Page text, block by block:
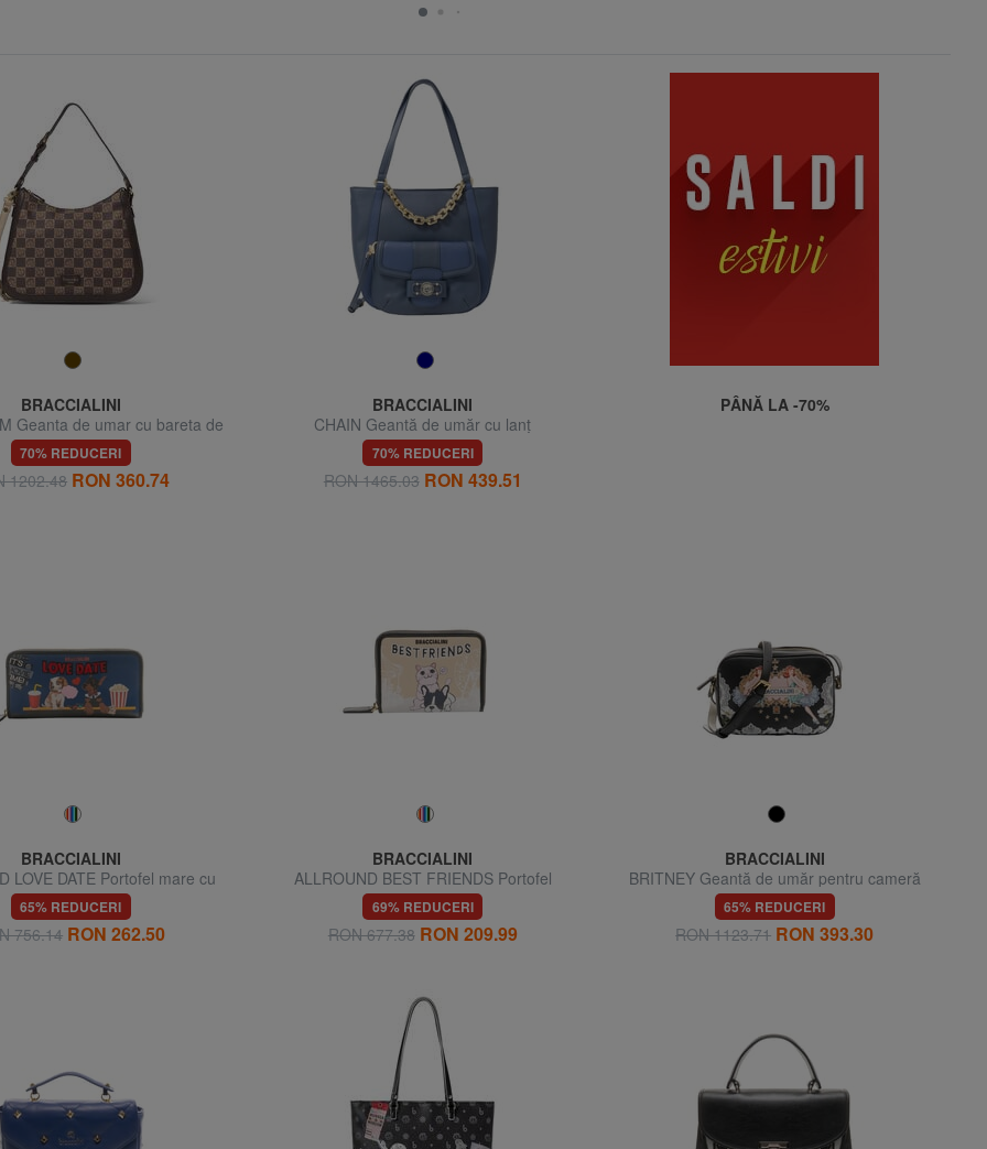
BRACCIALINI
Geanta de umar cu bareta de
umar
70% REDUCERI
1202.48 RON 360.74
BRACCIALINI
CHAIN Geantă de umăr cu lanț
70% REDUCERI
RON 1465.03 RON 439.51
PÂNĂ LA -70%
BRACCIALINI
LOVE DATE Portofel mare cu
fermoar
65% REDUCERI
756.14 RON 262.50
BRACCIALINI
ALLROUND BEST FRIENDS Portofel
compact cu fermoar
69% REDUCERI
RON 677.38 RON 209.99
BRACCIALINI
BRITNEY Geantă de umăr pentru cameră
foto
65% REDUCERI
RON 1123.71 RON 393.30